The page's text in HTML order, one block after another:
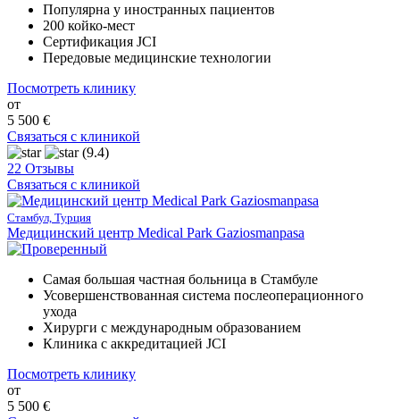
Популярна у иностранных пациентов
200 койко-мест
Сертификация JCI
Передовые медицинские технологии
Посмотреть клинику
от
5 500 €
Связаться с клиникой
(9.4)
22 Отзывы
Связаться с клиникой
Стамбул, Турция
Медицинский центр Medical Park Gaziosmanpasa
Самая большая частная больница в Стамбуле
Усовершенствованная система послеоперационного
ухода
Хирурги с международным образованием
Клиника с аккредитацией JCI
Посмотреть клинику
от
5 500 €